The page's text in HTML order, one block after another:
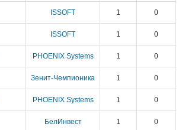
ISSOFT 1 0
ISSOFT 1 0
PHOENIX Systems 1 0
Зенит-Чемпионика 1 0
PHOENIX Systems 1 0
БелИнвест 1 0